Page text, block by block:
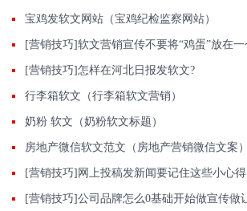
宝鸡发软文网站（宝鸡纪检监察网站）
[营销技巧]怎样在河北日报发软文?
行李箱软文（行李箱软文营销）
奶粉 软文（奶粉软文标题）
房地产微信软文范文（房地产营销微信文案）
[营销技巧]网上投稿发新闻要记住这些小心得